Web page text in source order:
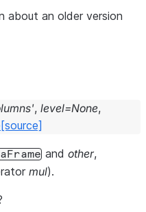
about an older version
, level=None,
[source]
and other,
mul).